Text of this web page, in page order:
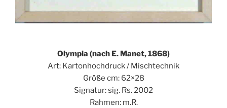
Olympia (nach E. Manet, 1868)
Art: Kartonhochdruck / Mischtechnik
Größe cm: 62×28
Signatur: sig. Rs. 2002
Rahmen: m.R.